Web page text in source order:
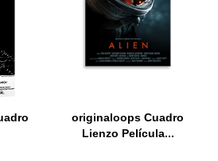
originaloops Cuadro
Lienzo Película...